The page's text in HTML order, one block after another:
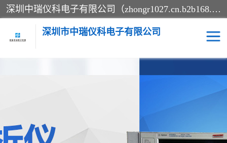
深圳中瑞仪科电子有限公司（zhongr1027.cn.b2b168.com）主要从事回收二手仪器，工厂仪器，回收示波器，KeysightE4980A，FLUKE754，MT8852B，IFR3920，Agilent N4010A，MT8852B等业务，全国统一热线：13570873835。深圳中瑞仪科电子有限公司整批或单出，专业评估高价回收工厂闲置仪器。
深圳市中瑞仪科电子有限公司
电阻-功率计 频谱分析仪